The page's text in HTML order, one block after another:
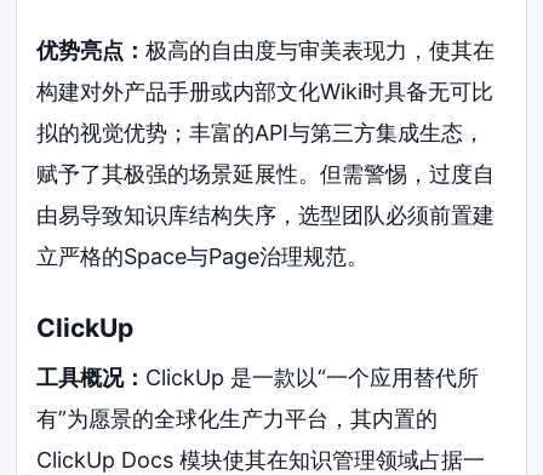
优势亮点：极高的自由度与审美表现力，使其在
构建对外产品手册或内部文化Wiki时具备无可比
拟的视觉优势；丰富的API与第三方集成生态，
赋予了其极强的场景延展性。但需警惕，过度自
由易导致知识库结构失序，选型团队必须前置建
立严格的Space与Page治理规范。
ClickUp
工具概况： ClickUp 是一款以“一个应用替代所
有”为愿景的全球化生产力平台，其内置的
ClickUp Docs 模块使其在知识管理领域占据一